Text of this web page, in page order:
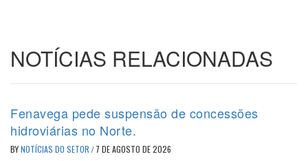
NOTÍCIAS RELACIONADAS
Fenavega pede suspensão de concessões
hidroviárias no Norte.
BYNOTÍCIAS DO SETOR / 7 DE AGOSTO DE 2026